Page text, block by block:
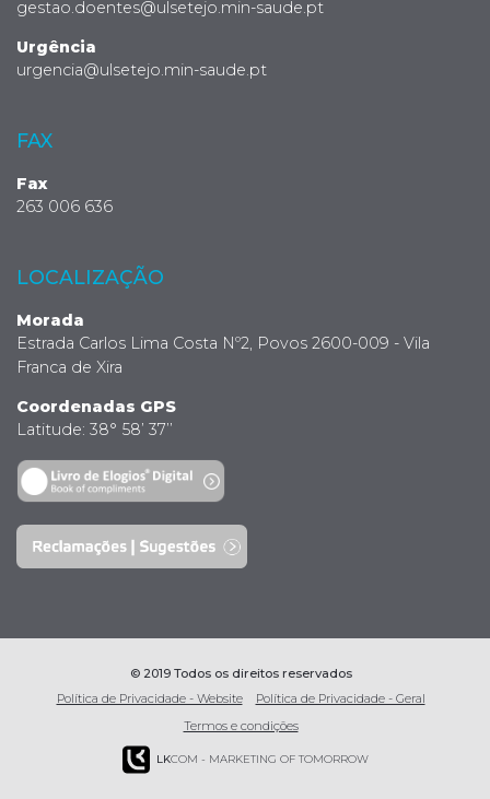
gestao.doentes@ulsetejo.min-saude.pt
Urgência
urgencia@ulsetejo.min-saude.pt
FAX
Fax
263 006 636
LOCALIZAÇÃO
Morada
Estrada Carlos Lima Costa Nº2, Povos 2600-009 - Vila
Franca de Xira
Coordenadas GPS
Latitude: 38° 58’ 37’’
© 2019 Todos os direitos reservados
Política de Privacidade - Website
Política de Privacidade - Geral
Termos e condições
LKCOM - MARKETING OF TOMORROW